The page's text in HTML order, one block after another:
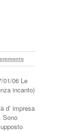
01/06 Le
incanto)
d’ impresa
Sono